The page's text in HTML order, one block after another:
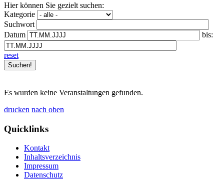
Hier können Sie gezielt suchen:
Kategorie
Suchwort
Datum
bis:
reset
Es wurden keine Veranstaltungen gefunden.
drucken nach oben
Quicklinks
Kontakt
Inhaltsverzeichnis
Impressum
Datenschutz